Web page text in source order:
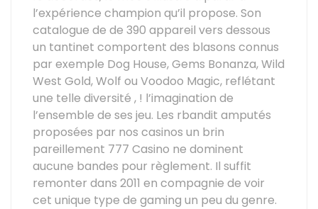
l’expérience champion qu’il propose. Son
catalogue de de 390 appareil vers dessous
un tantinet comportent des blasons connus
par exemple Dog House, Gems Bonanza, Wild
West Gold, Wolf ou Voodoo Magic, reflétant
une telle diversité , ! l’imagination de
l’ensemble de ses jeu. Les rbandit amputés
proposées par nos casinos un brin
pareillement 777 Casino ne dominent
aucune bandes pour règlement. Il suffit
remonter dans 2011 en compagnie de voir
cet unique type de gaming un peu du genre.